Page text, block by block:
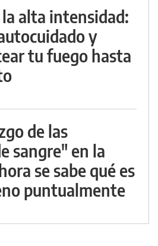
la alta intensidad:
y
tu fuego hasta
de las
sangre" en la
se sabe qué es
puntualmente